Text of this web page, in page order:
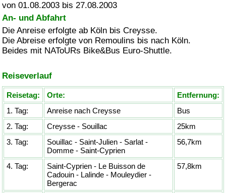
von 01.08.2003 bis 27.08.2003
An- und Abfahrt
Die Anreise erfolgte ab Köln bis Creysse.
Die Abreise erfolgte von Remoulins bis nach Köln.
Beides mit NAToURs Bike&Bus Euro-Shuttle.
Reiseverlauf
Reisetag: Orte:
Entfernung:
1. Tag:
Anreise nach Creysse
Bus
2. Tag:
Creysse - Souillac
25km
3. Tag:
Souillac - Saint-Julien - Sarlat -
Domme - Saint-Cyprien
56,7km
4. Tag:
Saint-Cyprien - Le Buisson de
Cadouin - Lalinde - Mouleydier -
Bergerac
57,8km